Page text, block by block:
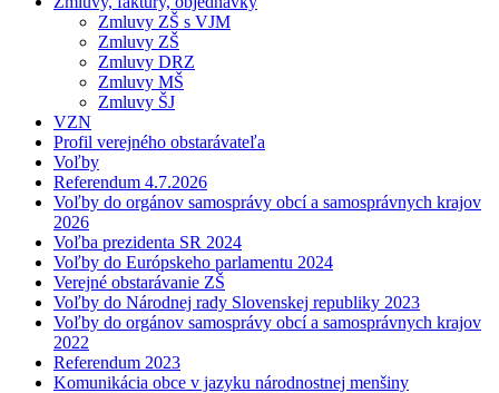
Zmluvy ZŠ s VJM
Zmluvy ZŠ
Zmluvy DRZ
Zmluvy MŠ
Zmluvy ŠJ
VZN
Profil verejného obstarávateľa
Voľby
Referendum 4.7.2026
Voľby do orgánov samosprávy obcí a samosprávnych krajov
2026
Voľba prezidenta SR 2024
Voľby do Európskeho parlamentu 2024
Verejné obstarávanie ZŠ
Voľby do Národnej rady Slovenskej republiky 2023
Voľby do orgánov samosprávy obcí a samosprávnych krajov
2022
Referendum 2023
Komunikácia obce v jazyku národnostnej menšiny